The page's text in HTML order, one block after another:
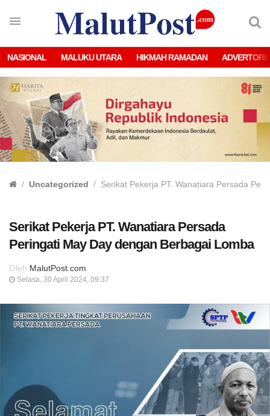
NASIONAL MALUKU UTARA HIKMAH RAMADAN
Uncategorized Serikat Pekerja PT. Wanatiara Persada
Serikat Pekerja PT. Wanatiara Persada
Peringati May Day dengan Berbagai Lomba
Oleh MalutPost.com
Selasa, 30 April 2024, 09:37